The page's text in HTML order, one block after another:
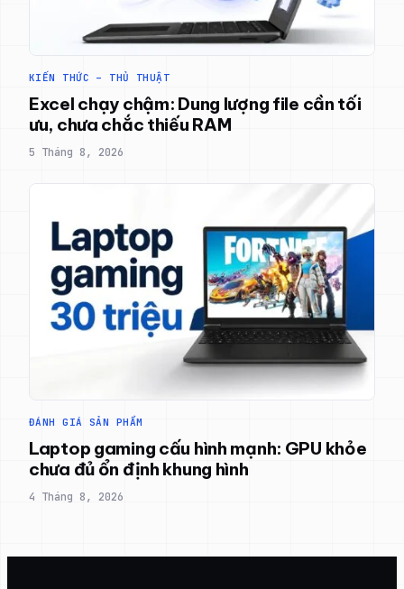
KIẾN THỨC – THỦ THUẬT
Excel chạy chậm: Dung lượng file cần tối
ưu, chưa chắc thiếu RAM
5 Tháng 8, 2026
ĐÁNH GIÁ SẢN PHẨM
Laptop gaming cấu hình mạnh: GPU khỏe
chưa đủ ổn định khung hình
4 Tháng 8, 2026